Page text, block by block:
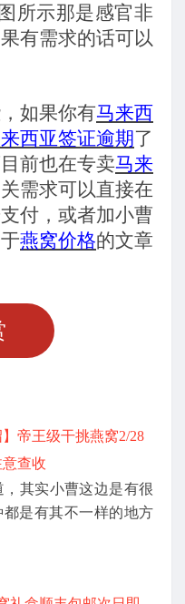
所示那是感官非
有需求的话可以
如果你有马来西
西亚签证逾期了
前也在专卖马来
需求可以直接在
付，或者加小曹
燕窝价格的文章
】帝王级干挑燕窝2/28
查收
，其实小曹这边是有很
是有其不一样的地方